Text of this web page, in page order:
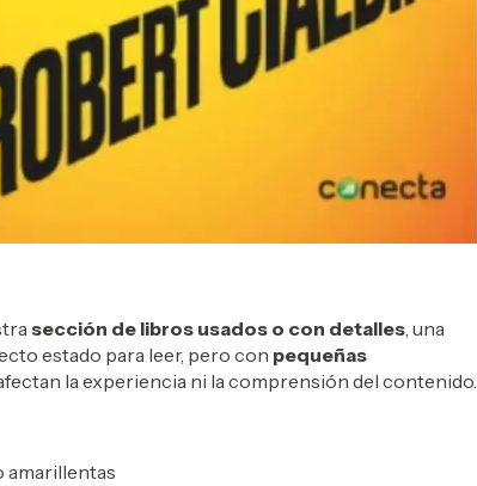
sección de libros usados o con detalles, una
estado para leer, pero con pequeñas
la experiencia ni la comprensión del contenido.
amarillentas